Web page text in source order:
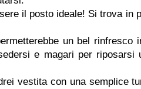
il posto ideale! Si trova
un bel
e magari per
vestita con una semplice